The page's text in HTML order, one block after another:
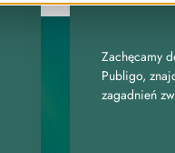
Zachęcamy
Publigo,
zagadnień